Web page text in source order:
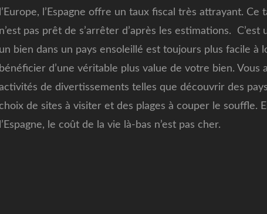
l’Europe, l’Espagne offre un taux fiscal très attrayant.
n’est pas prêt de s’arrêter d’après les estimations.
un bien dans un pays ensoleillé est toujours plus facile à
bénéficier d’une véritable plus value de votre bien. Vous
de divertissements telles que découvrir des
de sites à visiter et des plages à couper le souffle.
l’Espagne, le coût de la vie là-bas n’est pas cher.